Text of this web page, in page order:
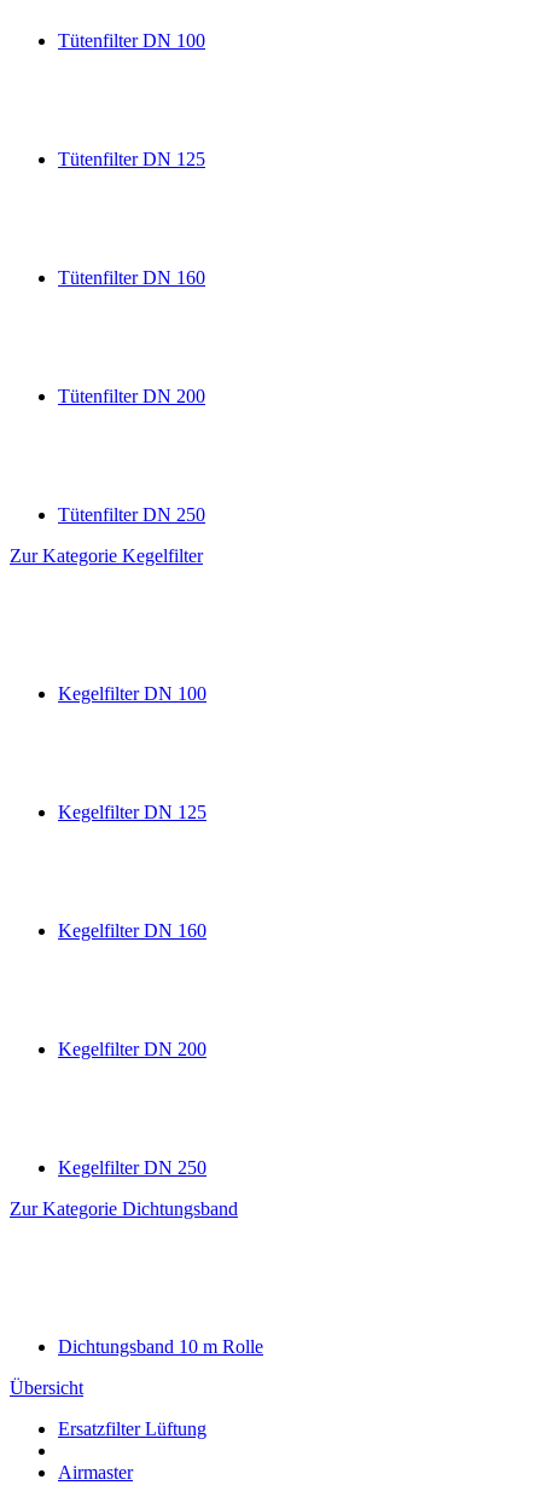
Tütenfilter DN 100
Tütenfilter DN 125
Tütenfilter DN 160
Tütenfilter DN 200
Tütenfilter DN 250
Zur Kategorie Kegelfilter
Kegelfilter DN 100
Kegelfilter DN 125
Kegelfilter DN 160
Kegelfilter DN 200
Kegelfilter DN 250
Zur Kategorie Dichtungsband
Dichtungsband 10 m Rolle
Übersicht
Ersatzfilter Lüftung
Airmaster